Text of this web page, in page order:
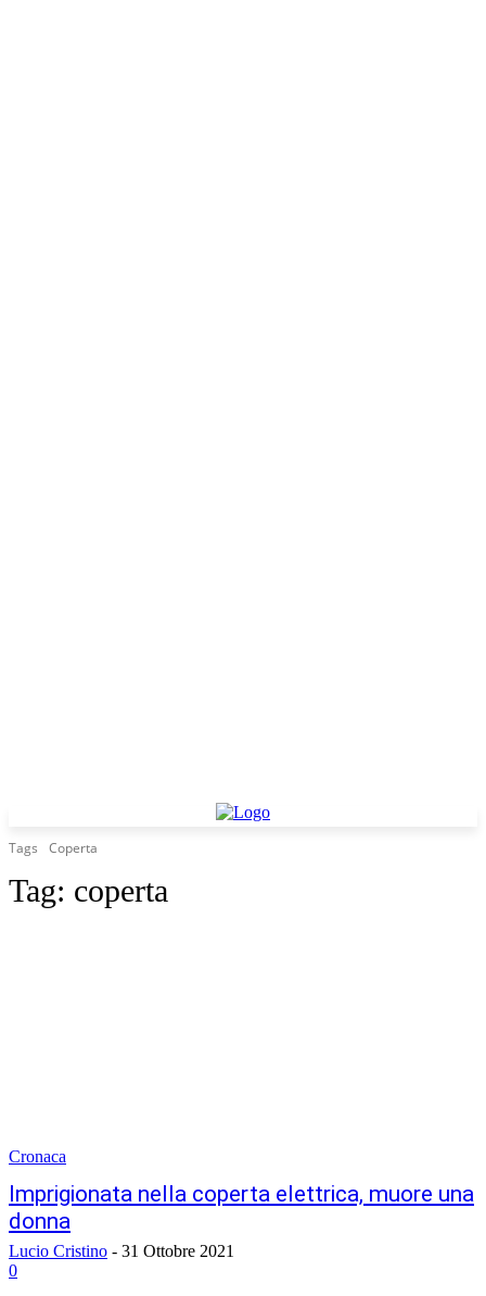
Tags Coperta
Tag: coperta
Cronaca
Imprigionata nella coperta elettrica, muore una
donna
Lucio Cristino - 31 Ottobre 2021
0